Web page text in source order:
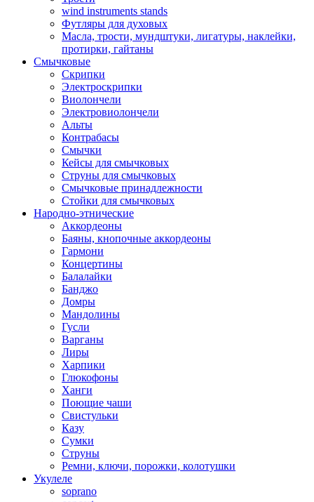
wind instruments stands
Футляры для духовых
Масла, трости, мундштуки, лигатуры, наклейки,
протирки, гайтаны
Смычковые
Скрипки
Электроскрипки
Виолончели
Электровиолончели
Альты
Контрабасы
Смычки
Кейсы для смычковых
Струны для смычковых
Смычковые принадлежности
Стойки для смычковых
Народно-этнические
Аккордеоны
Баяны, кнопочные аккордеоны
Гармони
Концертины
Балалайки
Банджо
Домры
Мандолины
Гусли
Варганы
Лиры
Харпики
Глюкофоны
Ханги
Поющие чаши
Свистульки
Казу
Сумки
Струны
Ремни, ключи, порожки, колотушки
Укулеле
soprano